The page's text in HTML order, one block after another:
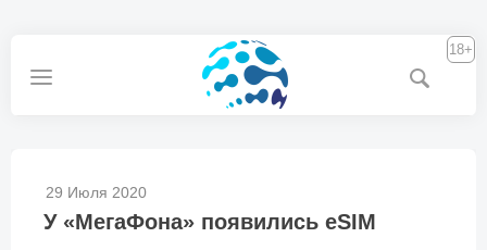
18+
29 Июля 2020
У «МегаФона» появились eSIM